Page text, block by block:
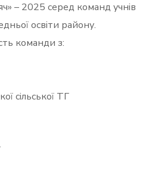
– 2025 серед команд учнів
освіти району.
команди з:
сільської ТГ